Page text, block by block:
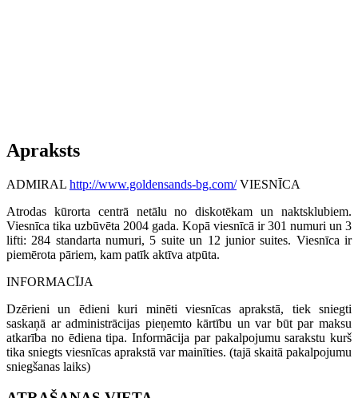
Apraksts
ADMIRAL http://www.goldensands-bg.com/VIESNĪCA
Atrodas kūrorta centrā netālu no diskotēkam un naktsklubiem.
Viesnīca tika uzbūvēta 2004 gada. Kopā viesnīcā ir 301 numuri un 3
lifti: 284 standarta numuri, 5 suite un 12 junior suites. Viesnīca ir
piemērota pāriem, kam patīk aktīva atpūta.
INFORMACĪJA
Dzērieni un ēdieni kuri minēti viesnīcas aprakstā, tiek sniegti
saskaņā ar administrācijas pieņemto kārtību un var būt par maksu
atkarība no ēdiena tipa. Informācija par pakalpojumu sarakstu kurš
tika sniegts viesnīcas aprakstā var mainīties. (tajā skaitā pakalpojumu
sniegšanas laiks)